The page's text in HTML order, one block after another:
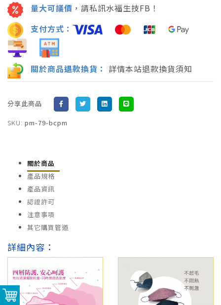
量大可議價 ，請私訊水福生技FB！
支付方式：
關於商品退款換貨： 詳情本站退款換貨須知
分享此商品
SKU: pm-79-bcpm
關於商品
產品規格
產品資訊
認證許可
注意事項
其它購買管道
詳細內容：